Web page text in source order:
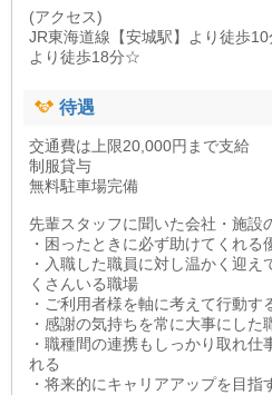
(アクセス)
JR東海道線【安城駅】より徒歩10
より徒歩18分☆
待遇
交通費は上限20,000円まで支給
制服貸与
無料駐車場完備
先輩スタッフに聞いた会社・施設
・困ったときに必ず助けてくれる
・入職した職員に対し温かく迎
くさんいる職場
・ご利用者様を軸に考えて行動す
・感謝の気持ちを常に大事にした
・職種間の連携もしっかり取れ
れる
・将来的にキャリアアップを目